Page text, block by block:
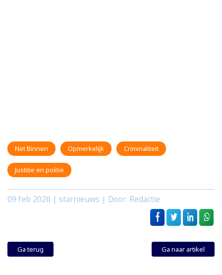
Net Binnen Opmerkelijk Criminaliteit
Justitie en politie
09 feb 2026 | starnieuws | Door: Redactie
Ga terug Ga naar artikel